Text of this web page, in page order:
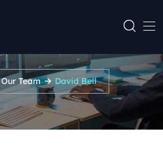
Our Team David Bell